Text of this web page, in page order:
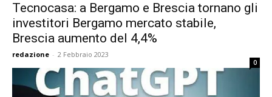
Tecnocasa: a Bergamo e Brescia tornano gli
investitori Bergamo mercato stabile,
Brescia aumento del 4,4%
redazione - 2 Febbraio 2023
0